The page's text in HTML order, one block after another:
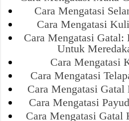
Cara Mengatasi
Cara Mengatasi
Cara Mengatasi Gatal:
Untuk
Cara Mengatasi
Cara Mengatasi
Cara Mengatasi Gatal
Cara Mengatasi
Cara Mengatasi Gatal